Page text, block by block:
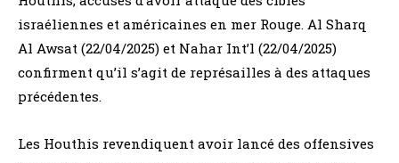
israéliennes et américaines en mer Rouge. Al Sharq
Al Awsat (22/04/2025) et Nahar Int’l (22/04/2025)
confirment qu’il s’agit de représailles à des attaques
précédentes.
Les Houthis revendiquent avoir lancé des offensives